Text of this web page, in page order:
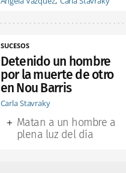
SUCESOS
Detenido un hombre
por la muerte de otro
en Nou Barris
Carla Stavraky
Matan a un hombre a
plena luz del día